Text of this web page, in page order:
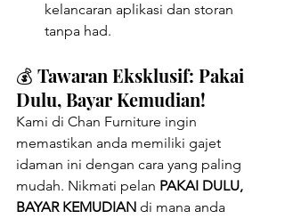
kelancaran aplikasi dan storan
tanpa had.
💰 Tawaran Eksklusif: Pakai
Dulu, Bayar Kemudian!
Kami di Chan Furniture ingin
memastikan anda memiliki gajet
idaman ini dengan cara yang paling
mudah. Nikmati pelan PAKAI DULU,
BAYAR KEMUDIAN di mana anda